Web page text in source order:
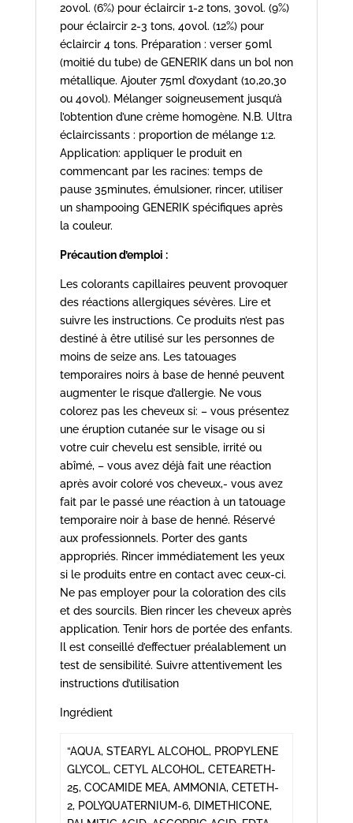
20vol. (6%) pour éclaircir 1-2 tons, 30vol. (9%)
pour éclaircir 2-3 tons, 40vol. (12%) pour
éclaircir 4 tons. Préparation : verser 50ml
(moitié du tube) de GENERIK dans un bol non
métallique. Ajouter 75ml d’oxydant (10,20,30
ou 40vol). Mélanger soigneusement jusqu’à
l’obtention d’une crème homogène. N.B. Ultra
éclaircissants : proportion de mélange 1:2.
Application: appliquer le produit en
commencant par les racines: temps de
pause 35minutes, émulsioner, rincer, utiliser
un shampooing GENERIK spécifiques après
la couleur.
Précaution d’emploi :
Les colorants capillaires peuvent provoquer
des réactions allergiques sévères. Lire et
suivre les instructions. Ce produits n’est pas
destiné à être utilisé sur les personnes de
moins de seize ans. Les tatouages
temporaires noirs à base de henné peuvent
augmenter le risque d’allergie. Ne vous
colorez pas les cheveux si: – vous présentez
une éruption cutanée sur le visage ou si
votre cuir chevelu est sensible, irrité ou
abîmé, – vous avez déjà fait une réaction
après avoir coloré vos cheveux,- vous avez
fait par le passé une réaction à un tatouage
temporaire noir à base de henné. Réservé
aux professionnels. Porter des gants
appropriés. Rincer immédiatement les yeux
si le produits entre en contact avec ceux-ci.
Ne pas employer pour la coloration des cils
et des sourcils. Bien rincer les cheveux après
application. Tenir hors de portée des enfants.
Il est conseillé d’effectuer préalablement un
test de sensibilité. Suivre attentivement les
instructions d’utilisation
Ingrédient
“AQUA, STEARYL ALCOHOL, PROPYLENE
GLYCOL, CETYL ALCOHOL, CETEARETH-
25, COCAMIDE MEA, AMMONIA, CETETH-
2, POLYQUATERNIUM-6, DIMETHICONE,